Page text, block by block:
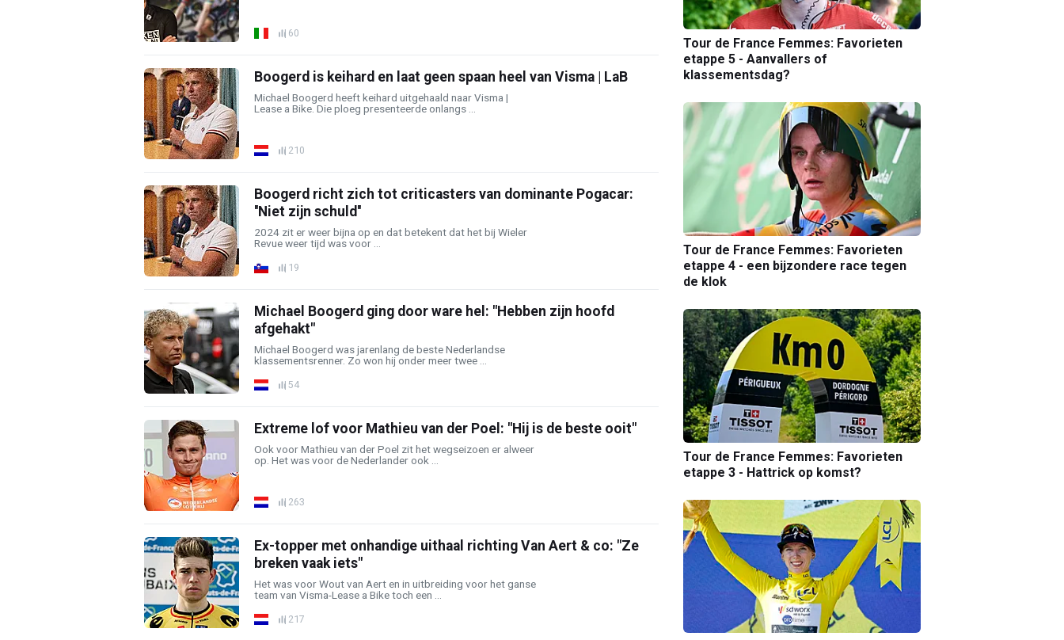
60
Boogerd is keihard en laat geen spaan heel van Visma | LaB
Michael Boogerd heeft keihard uitgehaald naar Visma |
Lease a Bike. Die ploeg presenteerde onlangs ...
210
Boogerd richt zich tot criticasters van dominante Pogacar:
''Niet zijn schuld''
2024 zit er weer bijna op en dat betekent dat het bij Wieler
Revue weer tijd was voor ...
19
Michael Boogerd ging door ware hel: "Hebben zijn hoofd
afgehakt"
Michael Boogerd was jarenlang de beste Nederlandse
klassementsrenner. Zo won hij onder meer twee ...
54
Extreme lof voor Mathieu van der Poel: "Hij is de beste ooit"
Ook voor Mathieu van der Poel zit het wegseizoen er alweer
op. Het was voor de Nederlander ook ...
263
Ex-topper met onhandige uithaal richting Van Aert & co: "Ze
breken vaak iets"
Het was voor Wout van Aert en in uitbreiding voor het ganse
team van Visma-Lease a Bike toch een ...
217
Tour de France Femmes: Favorieten
etappe 5 - Aanvallers of
klassementsdag?
Tour de France Femmes: Favorieten
etappe 4 - een bijzondere race tegen
de klok
Tour de France Femmes: Favorieten
etappe 3 - Hattrick op komst?